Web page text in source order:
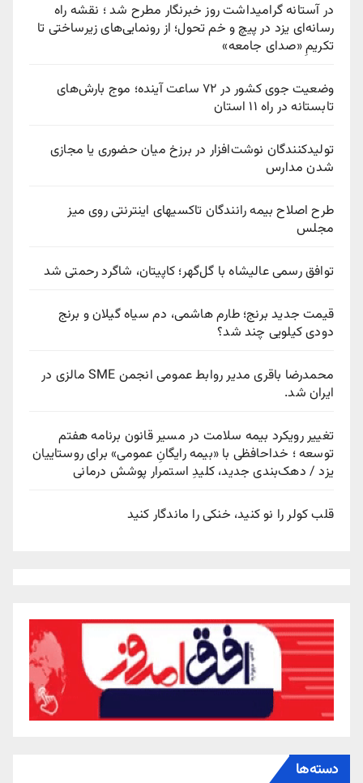
در آستانه گرامیداشت روز خبرنگار مطرح شد ؛ نقشه راه
رسانه‌ای یزد در پیچ‌ و خم تحول؛ از رونمایی‌های زیرساختی تا
تکریمِ «صدای جامعه»
وضعیت جوی کشور در ۷۲ ساعت آینده؛ موج بارش‌های
تابستانه در راه ۱۱ استان
تولیدکنندگان نوشت‌افزار در برزخ میان حضوری یا مجازی
شدن مدارس
طرح اصلاح بیمه رانندگان تاکسیهای اینترنتی روی میز
مجلس
توافق رسمی عالیشاه با گل‌گهر؛ کاپیتان، شاگرد رحمتی شد
قیمت جدید برنج؛ طارم هاشمی، دم سیاه گیلان و برنج
دودی کیلویی چند شد؟
محمدرضا باقری مدیر روابط عمومی انجمن SME مالزی در
ایران شد.
تغییر رویکرد بیمه سلامت در مسیر قانون برنامه هفتم
توسعه ؛ خداحافظی با «بیمه رایگانِ عمومی» برای روستاییان
یزد / دهک‌بندی جدید، کلیدِ استمرار پوشش درمانی
قلب کولر را نو کنید، خنکی را ماندگار کنید
دسته‌ها